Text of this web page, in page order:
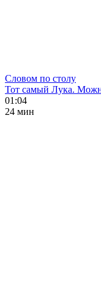
Словом по столу
Тот самый Лука.
01:04
24 мин